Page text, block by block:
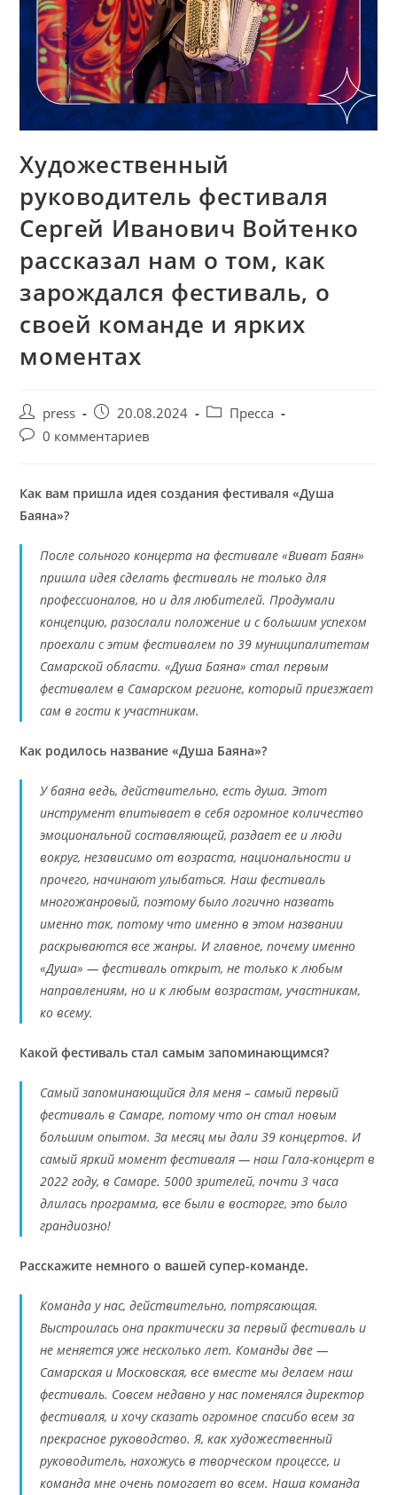
Художественный
руководитель фестиваля
Сергей Иванович Войтенко
рассказал нам о том, как
зарождался фестиваль, о
своей команде и ярких
моментах
press 20.08.2024
Пресса
0 комментариев
Как вам пришла идея создания фестиваля «Душа
Баяна»?
После сольного концерта на фестивале «Виват Баян»
пришла идея сделать фестиваль не только для
профессионалов, но и для любителей. Продумали
концепцию, разослали положение и с большим успехом
проехали с этим фестивалем по 39 муниципалитетам
Самарской области. «Душа Баяна» стал первым
фестивалем в Самарском регионе, который приезжает
сам в гости к участникам.
Как родилось название «Душа Баяна»?
У баяна ведь, действительно, есть душа. Этот
инструмент впитывает в себя огромное количество
эмоциональной составляющей, раздает ее и люди
вокруг, независимо от возраста, национальности и
прочего, начинают улыбаться. Наш фестиваль
многожанровый, поэтому было логично назвать
именно так, потому что именно в этом названии
раскрываются все жанры. И главное, почему именно
«Душа» — фестиваль открыт, не только к любым
направлениям, но и к любым возрастам, участникам,
ко всему.
Какой фестиваль стал самым запоминающимся?
Самый запоминающийся для меня – самый первый
фестиваль в Самаре, потому что он стал новым
большим опытом. За месяц мы дали 39 концертов. И
самый яркий момент фестиваля — наш Гала-концерт в
2022 году, в Самаре. 5000 зрителей, почти 3 часа
длилась программа, все были в восторге, это было
грандиозно!
Расскажите немного о вашей супер-команде.
Команда у нас, действительно, потрясающая.
Выстроилась она практически за первый фестиваль и
не меняется уже несколько лет. Команды две —
Самарская и Московская, все вместе мы делаем наш
фестиваль. Совсем недавно у нас поменялся директор
фестиваля, и хочу сказать огромное спасибо всем за
прекрасное руководство. Я, как художественный
руководитель, нахожусь в творческом процессе, и
команда мне очень помогает во всем. Наша команда